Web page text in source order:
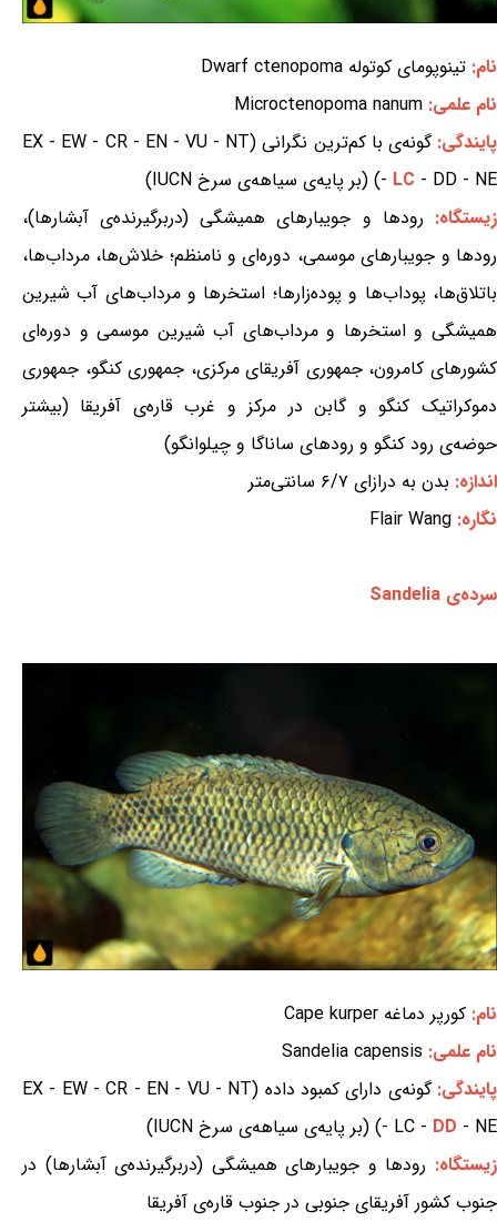
نام: تینوپومای کوتوله Dwarf ctenopoma
نام علمی: Microctenopoma nanum
پایندگی:
گونه‌ی با کم‌ترین نگرانی (EX - EW - CR - EN - VU - NT
- LC - DD - NE) (بر پایه‌ی سیاهه‌ی سرخ IUCN)
زیستگاه: رودها و جویبارهای همیشگی (دربرگیرنده‌ی آبشارها)،
رودها و جویبارهای موسمی، دوره‌ای و نامنظم؛ خلاش‌ها، مرداب‌ها،
باتلاق‌ها، پوداب‌ها و پوده‌زارها؛ استخرها و مرداب‌های آب شیرین
همیشگی و استخرها و مرداب‌های آب شیرین موسمی و دوره‌ای
کشورهای کامرون، جمهوری آفریقای مرکزی، جمهوری کنگو، جمهوری
دموکراتیک کنگو و گابن در مرکز و غرب قاره‌ی آفریقا (بیشتر
حوضه‌ی رود کنگو و رودهای ساناگا و چیلوانگو)
اندازه: بدن به درازای ۶/۷ سانتی‌متر
نگاره: Flair Wang
سرده‌ی Sandelia
نام: کورپر دماغه Cape kurper
نام علمی: Sandelia capensis
پایندگی:
گونه‌ی دارای کمبود داده (EX - EW - CR - EN - VU - NT
- LC - DD - NE) (بر پایه‌ی سیاهه‌ی سرخ IUCN)
زیستگاه: رودها و جویبارهای همیشگی (دربرگیرنده‌ی آبشارها) در
جنوب کشور آفریقای جنوبی در جنوب قاره‌ی آفریقا